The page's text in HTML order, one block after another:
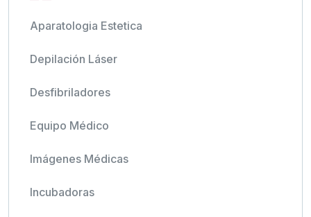
Aparatologia Estetica
Depilación Láser
Desfibriladores
Equipo Médico
Imágenes Médicas
Incubadoras